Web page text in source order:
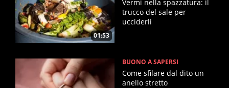
01:53
Vermi nella spazzatura: il
trucco del sale per
ucciderli
BUONO A SAPERSI
Come sfilare dal dito un
anello stretto